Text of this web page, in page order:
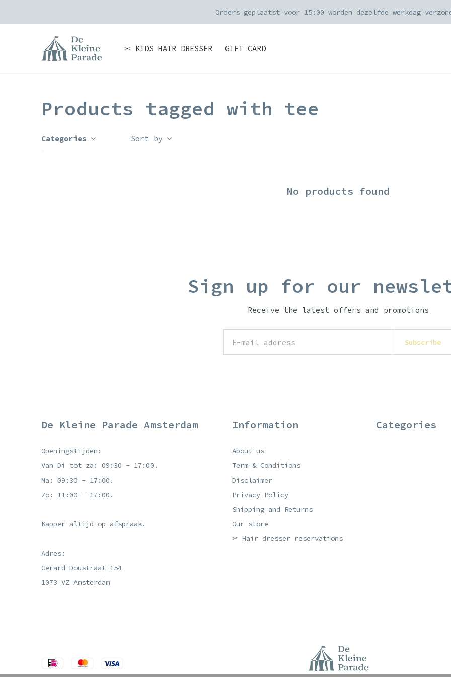
✂ KIDS HAIR DRESSER GIFT CARD
Orders geplaatst voor 15:00 worden dezelfde werkdag
Products tagged with tee
Categories Sort by
No products found
Sign up for our
Receive the latest offers and promotions
Subscribe
De Kleine Parade Amsterdam
Openingstijden:
Van Di tot za: 09:30 - 17:00.
Ma: 09:30 - 17:00.
Zo: 11:00 - 17:00.
Kapper altijd op afspraak.
Adres:
Gerard Doustraat 154
1073 VZ Amsterdam
Information
About us
Term & Conditions
Disclaimer
Privacy Policy
Shipping and Returns
Our store
✂ Hair dresser reservations
Categories